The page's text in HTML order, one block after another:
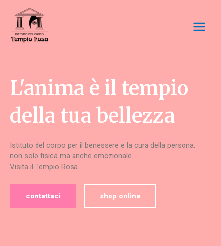
contenuto
Menu
L'anima è il tempio
della tua bellezza
Istituto del corpo per il benessere e la cura della persona,
non solo fisica ma anche emozionale.
Visita il Tempio Rosa.
contattaci shop online